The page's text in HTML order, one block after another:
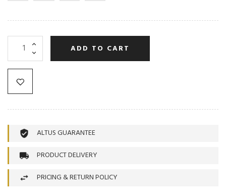
ADD TO CART
ALTUS GUARANTEE
PRODUCT DELIVERY
PRICING & RETURN POLICY